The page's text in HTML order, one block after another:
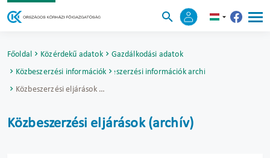
Főoldal Közérdekű adatok
Gazdálkodási adatok
Közbeszerzési információkKözbeszerzési információk archívuma
Közbeszerzési eljárások (archív)
Közbeszerzési eljárások (archív)